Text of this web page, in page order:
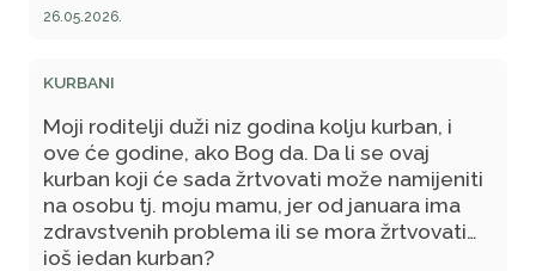
26.05.2026.
KURBANI
Moji roditelji duži niz godina kolju kurban, i
ove će godine, ako Bog da. Da li se ovaj
kurban koji će sada žrtvovati može namijeniti
na osobu tj. moju mamu, jer od januara ima
zdravstvenih problema ili se mora žrtvovati
još jedan kurban?